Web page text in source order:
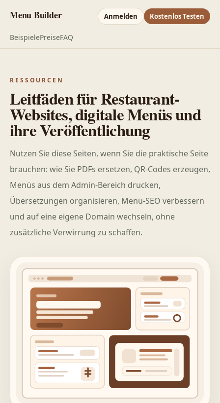
Menu Builder Anmelden Kostenlos Testen
BeispielePreiseFAQ
RESSOURCEN
Leitfäden für Restaurant-
Websites, digitale Menüs und
ihre Veröffentlichung
Nutzen Sie diese Seiten, wenn Sie die praktische Seite
brauchen: wie Sie PDFs ersetzen, QR-Codes erzeugen,
Menüs aus dem Admin-Bereich drucken,
Übersetzungen organisieren, Menü-SEO verbessern
und auf eine eigene Domain wechseln, ohne
zusätzliche Verwirrung zu schaffen.